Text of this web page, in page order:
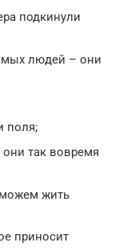
подкинули
людей – они
поля;
так вовремя
жить
приносит